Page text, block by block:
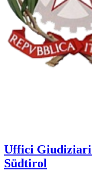
Uffici Giudiziari
Südtirol